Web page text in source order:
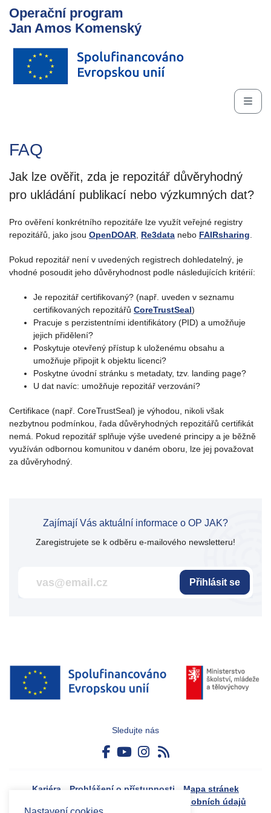
Operační program
Jan Amos Komenský
FAQ
Jak lze ověřit, zda je repozitář důvěryhodný
pro ukládání publikací nebo výzkumných dat?
Pro ověření konkrétního repozitáře lze využít veřejné registry
repozitářů, jako jsou OpenDOAR Re3data nebo FAIRsharing
Pokud repozitář není v uvedených registrech dohledatelný, je
vhodné posoudit jeho důvěryhodnost podle následujících kritérií:
Je repozitář certifikovaný? (např. uveden v seznamu
certifikovaných repozitářů CoreTrustSeal)
Pracuje s perzistentními identifikátory (PID) a umožňuje
jejich přidělení?
Poskytuje otevřený přístup k uloženému obsahu a
umožňuje připojit k objektu licenci?
Poskytne úvodní stránku s metadaty, tzv. landing page?
U dat navíc: umožňuje repozitář verzování?
Certifikace (např. CoreTrustSeal) je výhodou, nikoli však
nezbytnou podmínkou, řada důvěryhodných repozitářů certifikát
nemá. Pokud repozitář splňuje výše uvedené principy a je běžně
využíván odbornou komunitou v daném oboru, lze jej považovat
za důvěryhodný.
Zajímají Vás aktuální informace o OP JAK?
Zaregistrujete se k odběru e-mailového newsletteru!
Přihlásit se
Sledujte nás
Kariéra Prohlášení o přístupnosti
Mapa stránek
Zásady ochrany osobních údajů